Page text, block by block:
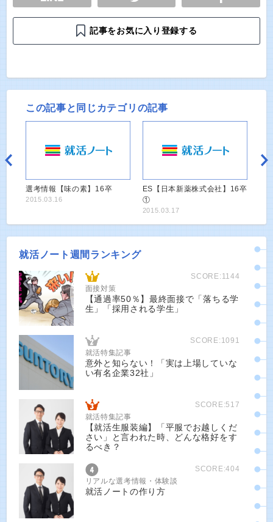
記事をお気に入り登録する
この記事と同じカテゴリの記事
選考情報【味の素】16卒
2015.03.16
ES【日本新薬株式会社】16卒
①
2015.03.17
就活ノート週間ランキング
SCORE:1144
面接対策
【通過率50％】最終面接で「落ちる学
生」「採用される学生」
SCORE:1091
就活特集記事
意外と知らない！「実は上場していな
い有名企業32社」
SCORE:517
就活特集記事
【就活生服装編】「平服でお越しくだ
さい」と言われた時、どんな格好をす
るべき？
SCORE:404
リアルな選考情報・体験談
就活ノートの作り方